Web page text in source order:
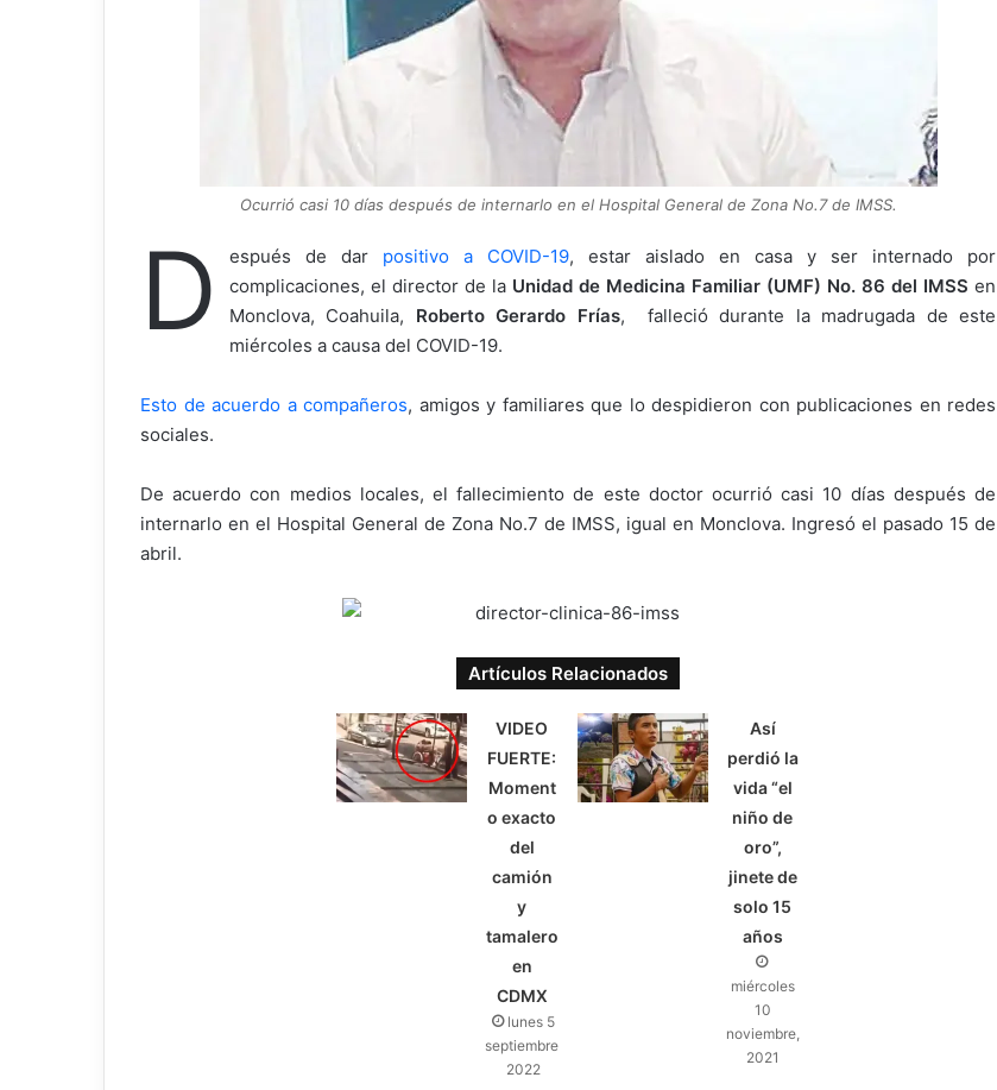
Ocurrió casi 10 días después de internarlo en el Hospital General de Zona No.7 de IMSS.
D espués de dar positivo a COVID-19, estar aislado en casa y ser internado por
complicaciones, el director de la Unidad de Medicina Familiar (UMF) No. 86 del IMSS en
Monclova, Coahuila, Roberto Gerardo Frías, falleció durante la madrugada de este
miércoles a causa del COVID-19.
Esto de acuerdo a compañeros, amigos y familiares que lo despidieron con publicaciones en redes
sociales.
De acuerdo con medios locales, el fallecimiento de este doctor ocurrió casi 10 días después de
internarlo en el Hospital General de Zona No.7 de IMSS, igual en Monclova. Ingresó el pasado 15 de
abril.
Artículos Relacionados
VIDEO
FUERTE:
Moment
o exacto
del
camión
y
tamalero
en
CDMX
lunes 5
septiembre,
2022
Así
perdió la
vida “el
niño de
oro”,
jinete de
solo 15
años
miércoles
10
noviembre,
2021